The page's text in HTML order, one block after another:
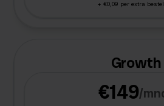
+ €0,09 per extra
Growth
€149/